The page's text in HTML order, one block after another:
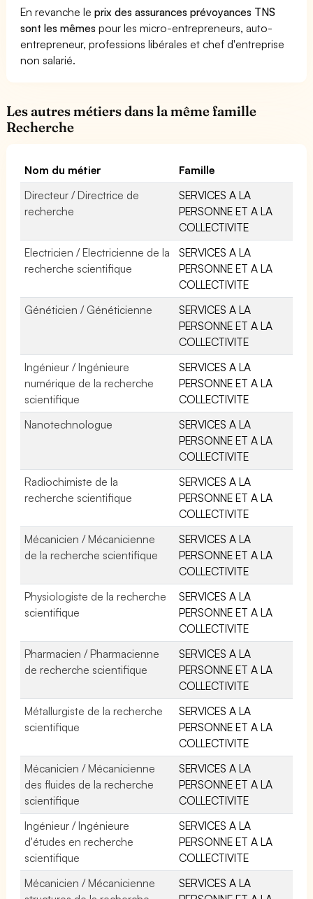
En revanche leprix des assurances prévoyances TNS
sont les mêmes pour les micro-entrepreneurs, auto-
entrepreneur, professions libérales et chef d'entreprise
non salarié.
Les autres métiers dans la même famille
Recherche
Nom du métier
Famille
Directeur / Directrice de
recherche
SERVICES A LA
PERSONNE ET A LA
COLLECTIVITE
Electricien / Electricienne de la
recherche scientifique
SERVICES A LA
PERSONNE ET A LA
COLLECTIVITE
Généticien / Généticienne
SERVICES A LA
PERSONNE ET A LA
COLLECTIVITE
Ingénieur / Ingénieure
numérique de la recherche
scientifique
SERVICES A LA
PERSONNE ET A LA
COLLECTIVITE
Nanotechnologue
SERVICES A LA
PERSONNE ET A LA
COLLECTIVITE
Radiochimiste de la
recherche scientifique
SERVICES A LA
PERSONNE ET A LA
COLLECTIVITE
Mécanicien / Mécanicienne
de la recherche scientifique
SERVICES A LA
PERSONNE ET A LA
COLLECTIVITE
Physiologiste de la recherche
scientifique
SERVICES A LA
PERSONNE ET A LA
COLLECTIVITE
Pharmacien / Pharmacienne
de recherche scientifique
SERVICES A LA
PERSONNE ET A LA
COLLECTIVITE
Métallurgiste de la recherche
scientifique
SERVICES A LA
PERSONNE ET A LA
COLLECTIVITE
Mécanicien / Mécanicienne
des fluides de la recherche
scientifique
SERVICES A LA
PERSONNE ET A LA
COLLECTIVITE
Ingénieur / Ingénieure
d'études en recherche
scientifique
SERVICES A LA
PERSONNE ET A LA
COLLECTIVITE
Mécanicien / Mécanicienne
SERVICES A LA